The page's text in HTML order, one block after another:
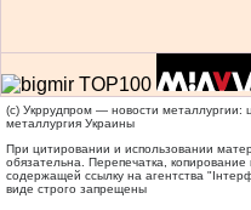
(c) Укррудпром — новости металлургии:
металлургия Украины
При цитировании и использовании
обязательна. Перепечатка,
содержащей ссылку на агентства
виде строго запрещены